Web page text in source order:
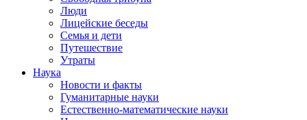
Люди
Лицейские беседы
Семья и дети
Путешествие
Утраты
Наука
Новости и факты
Гуманитарные науки
Естественно-математические науки